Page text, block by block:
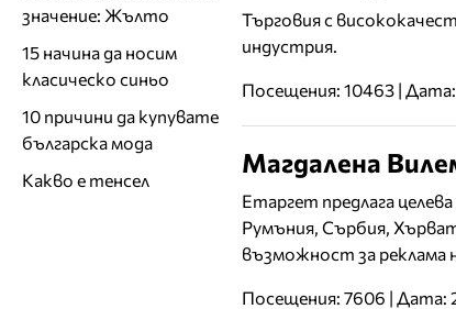
Търговия с
индустрия.
Посещения: 10463 |
Магдалена
Етаргет предлага
Румъния, Сърбия,
възможност за реклама
Посещения: 7606 | Дата:
значение: Жълто
15 начина да носим
класическо синьо
10 причини да купувате
българска мода
Какво е тенсел